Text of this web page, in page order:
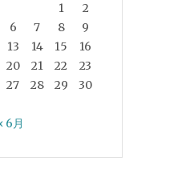
1
2
6 7 8
9
13 14 15
16
20 21 22
23
27 28 29
30
6月